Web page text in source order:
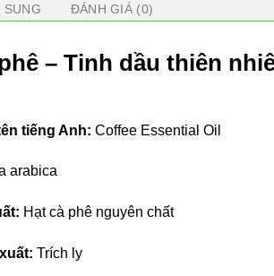
SUNG ĐÁNH GIÁ (0)
– Tinh dầu thiên
tiếng Anh: Coffee Essential Oil
arabica
Hạt cà phê nguyên chất
Trích ly